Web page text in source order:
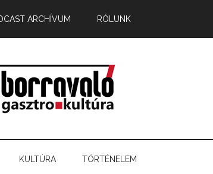
ARCHÍVUM RÓLUNK
KULTÚRA TÖRTÉNELEM